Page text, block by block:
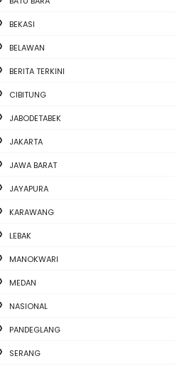
BEKASI
BELAWAN
BERITA TERKINI
CIBITUNG
JABODETABEK
JAKARTA
JAWA BARAT
JAYAPURA
KARAWANG
LEBAK
MANOKWARI
MEDAN
NASIONAL
PANDEGLANG
SERANG